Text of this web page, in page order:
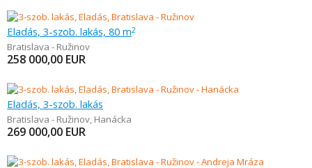
Eladás, 3-szob. lakás, 80 m2
Bratislava - Ružinov
258 000,00 EUR
Eladás, 3-szob. lakás
Bratislava - Ružinov, Hanácka
269 000,00 EUR